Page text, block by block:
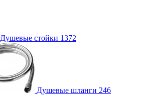
Душевые стойки 1372
Душевые шланги 246